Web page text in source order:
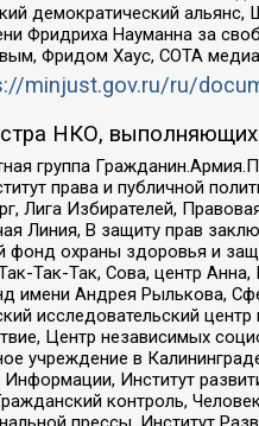
демократический
Фридриха Науманна за
Фридом Хаус, СОТА
minjust.gov.ru/ru/
НКО, выполняющих
группа
права и публичной
Лига Избирателей,
Линия, В защиту прав
фонд охраны здоровья и
Так-Так, Сова, центр
имени Андрея Рылькова,
исследовательский
Центр независимых
учреждение в
Институт
контроль,